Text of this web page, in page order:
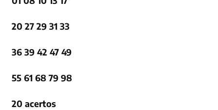
20 27 29 31 33
36 39 42 47 49
55 61 68 79 98
20 acertos